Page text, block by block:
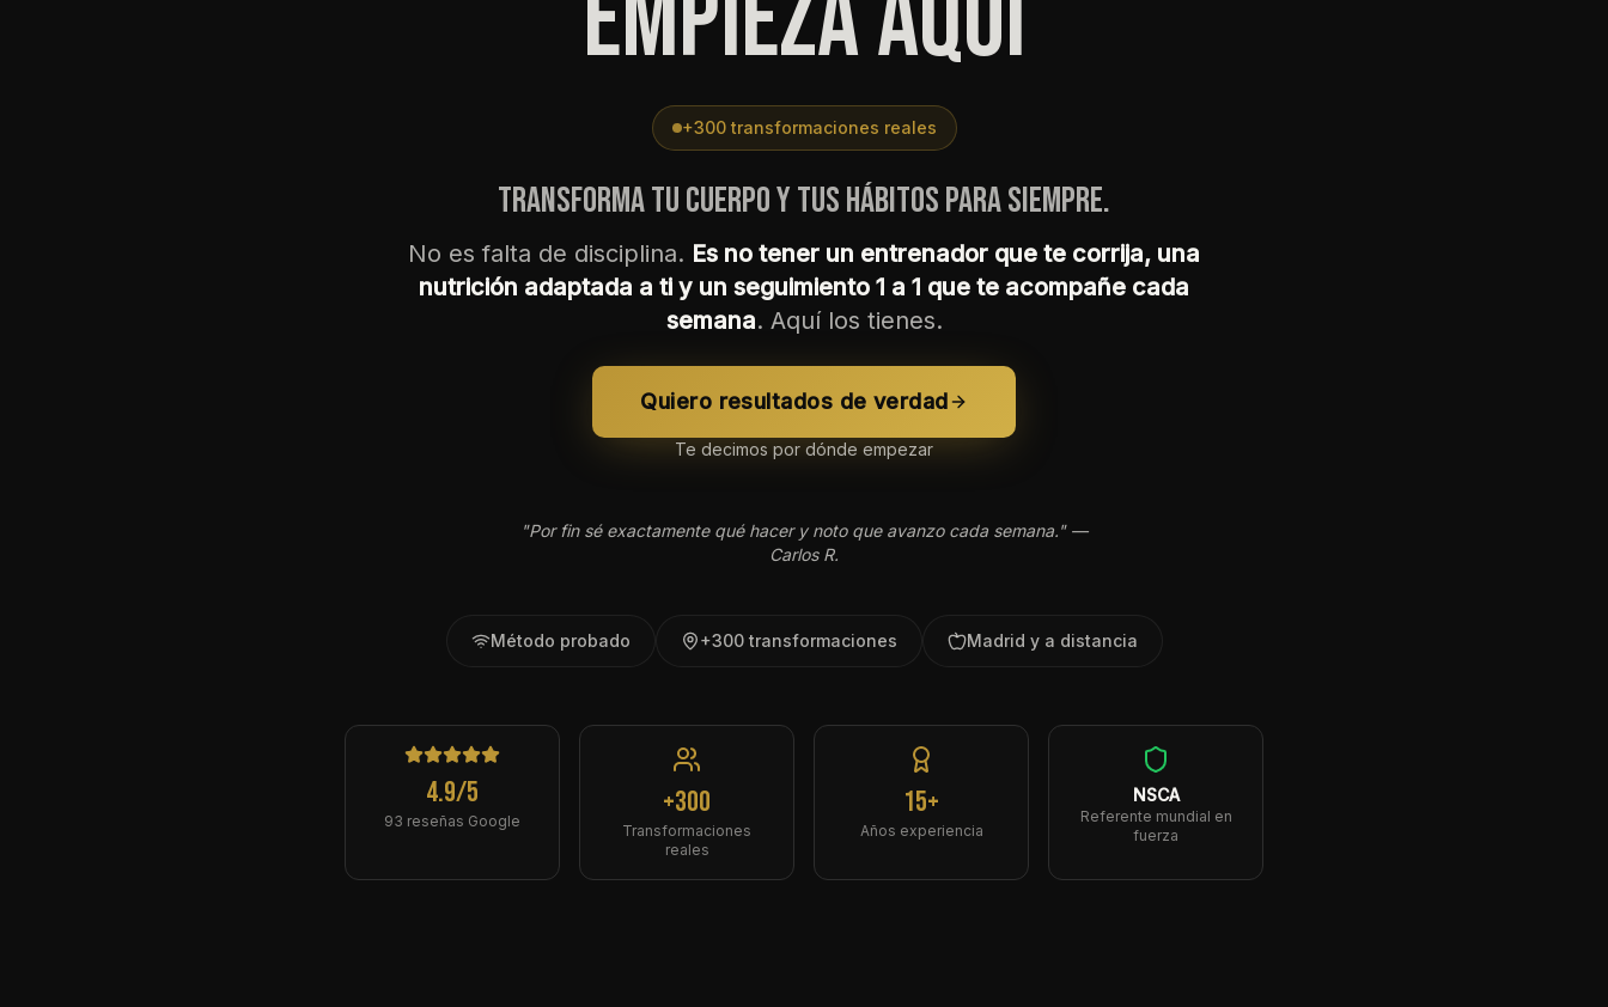
+300 transformaciones reales
Transforma tu cuerpo y tus hábitos para siempre.
No es falta de disciplina. Es no tener un entrenador que te corrija, una
nutrición adaptada a ti y un seguimiento 1 a 1 que te acompañe cada
semana. Aquí los tienes.
Quiero resultados de verdad
Te decimos por dónde empezar
"Por fin sé exactamente qué hacer y noto que avanzo cada semana." —
Carlos R.
Método probado +300 transformaciones Madrid y a distancia
4.9/5
93 reseñas Google
+300
Transformaciones
reales
15+
Años experiencia
NSCA
Referente mundial en
fuerza